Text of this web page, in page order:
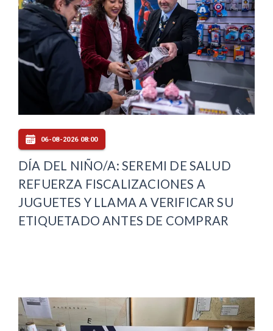
06-08-2026 08:00
DÍA DEL NIÑO/A: SEREMI DE SALUD
REFUERZA FISCALIZACIONES A
JUGUETES Y LLAMA A VERIFICAR SU
ETIQUETADO ANTES DE COMPRAR